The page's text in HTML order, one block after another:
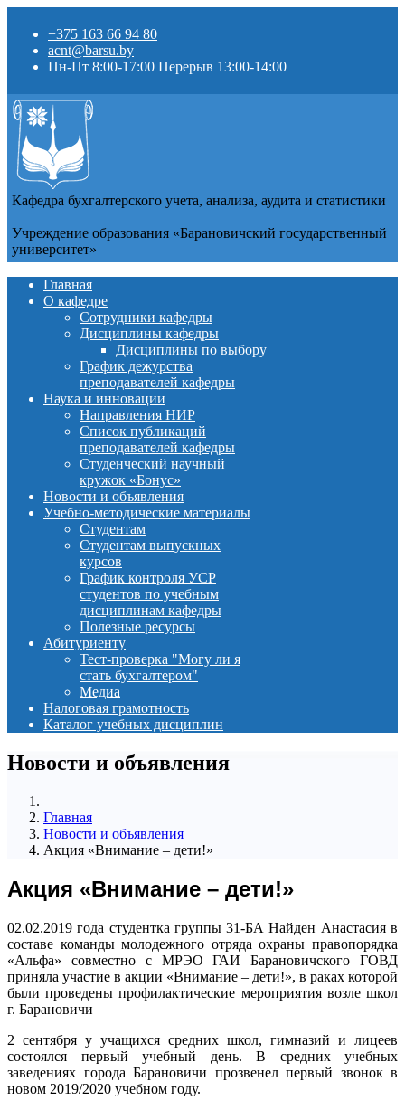
+375 163 66 94 80
acnt@barsu.by
Пн-Пт 8:00-17:00 Перерыв 13:00-14:00
Кафедра бухгалтерского учета, анализа, аудита и статистики
Учреждение образования «Барановичский государственный
университет»
Главная
О кафедре
Сотрудники кафедры
Дисциплины кафедры
Дисциплины по выбору
График дежурства
преподавателей кафедры
Наука и инновации
Направления НИР
Список публикаций
преподавателей кафедры
Студенческий научный
кружок «Бонус»
Новости и объявления
Учебно-методические материалы
Студентам
Студентам выпускных
курсов
График контроля УСР
студентов по учебным
дисциплинам кафедры
Полезные ресурсы
Абитуриенту
Тест-проверка "Могу ли я
стать бухгалтером"
Медиа
Налоговая грамотность
Каталог учебных дисциплин
Новости и объявления
Главная
Новости и объявления
Акция «Внимание – дети!»
Акция «Внимание – дети!»
02.02.2019 года студентка группы 31-БА Найден Анастасия в
составе команды молодежного отряда охраны правопорядка
«Альфа» совместно с МРЭО ГАИ Барановичского ГОВД
приняла участие в акции «Внимание – дети!», в раках которой
были проведены профилактические мероприятия возле школ
г. Барановичи
2 сентября у учащихся средних школ, гимназий и лицеев
состоялся первый учебный день. В средних учебных
заведениях города Барановичи прозвенел первый звонок в
новом 2019/2020 учебном году.